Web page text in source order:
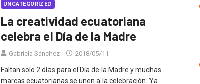
UNCATEGORIZED
La creatividad ecuatoriana
celebra el Día de la Madre
Gabriela Sánchez 2018/05/11
Faltan solo 2 días para el Día de la Madre y muchas
marcas ecuatorianas se unen a la celebración. Ya